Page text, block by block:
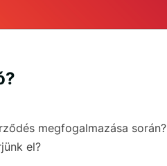
megfogalmazása során?
el?